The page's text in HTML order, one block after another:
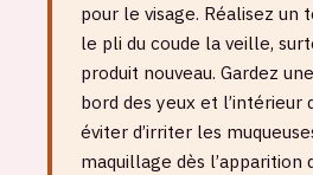
pour le visage. Réalisez un
le pli du coude la veille,
produit nouveau. Gardez
bord des yeux et l’intérieur
éviter d’irriter les
maquillage dès l’apparition